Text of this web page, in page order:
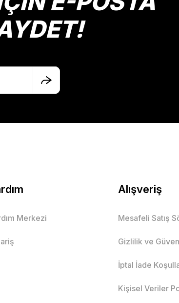
Merkezi
Alışveriş
Mesafeli Satış
Gizlilik ve
İptal İade
Kişisel Veriler